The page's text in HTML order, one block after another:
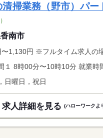
掃業務（野市）パー
南市
※フルタイム求人の場合は月額（換算額）、パート求人の場
日曜日，祝日
求人詳細を見る (ハローワークよ